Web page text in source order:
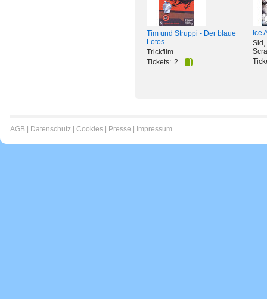
Tim und Struppi - Der blaue
Lotos
Trickfilm
Tickets: 2
Ice
Sid,
AGB Datenschutz Cookies Presse Impressum